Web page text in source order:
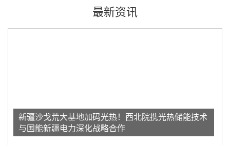
最新资讯
新疆沙戈荒大基地加码光热！西北院携光热储能技术
与国能新疆电力深化战略合作